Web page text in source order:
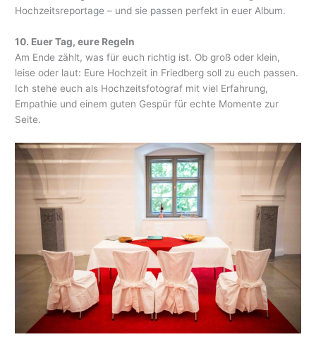
Hochzeitsreportage – und sie passen perfekt in euer Album.
10. Euer Tag, eure Regeln
Am Ende zählt, was für euch richtig ist. Ob groß oder klein,
leise oder laut: Eure Hochzeit in Friedberg soll zu euch passen.
Ich stehe euch als Hochzeitsfotograf mit viel Erfahrung,
Empathie und einem guten Gespür für echte Momente zur
Seite.